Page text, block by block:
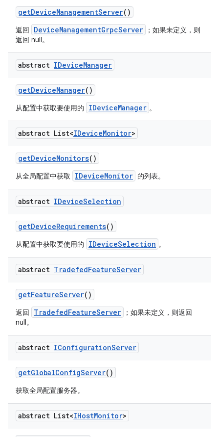
getDeviceManagementServer()
返回 DeviceManagementGrpcServer
；如果未定义，则
返回 null。
abstract IDeviceManager
getDeviceManager()
从配置中获取要使用的 IDeviceManager 。
abstract List<IDeviceMonitor>
getDeviceMonitors()
从全局配置中获取 IDeviceMonitor 的列表。
abstract IDeviceSelection
getDeviceRequirements()
从配置中获取要使用的 IDeviceSelection 。
abstract TradefedFeatureServer
getFeatureServer()
返回 TradefedFeatureServer
；如果未定义，则返回
null。
abstract IConfigurationServer
getGlobalConfigServer()
获取全局配置服务器。
abstract List<IHostMonitor>